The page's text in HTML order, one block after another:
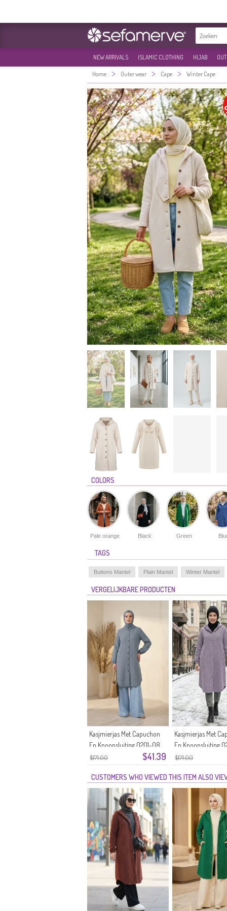
NEW ARRIVALS ISLAMIC CLOTHING HIJAB
Home > Outer wear > Cape > Winter Cape
COLORS
Pale orange Black Green
TAGS
Buttons Mantel Plain Mantel Winter Mantel
VERGELIJKBARE PRODUCTEN
$171.00 $41.39
Kasjmierjas Met Capuchon
En Knoopsluiting 0201-08
IJsblauw
$171.00
Kasjmierjas Met
En Knoopsluiting
Lila
CUSTOMERS WHO VIEWED THIS ITEM ALSO